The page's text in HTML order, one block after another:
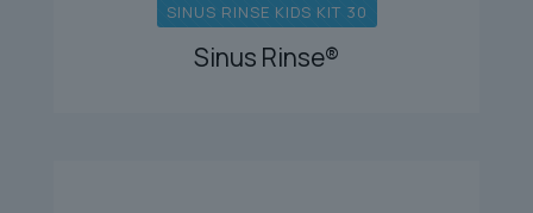
SINUS RINSE KIDS KIT 30
Sinus Rinse®